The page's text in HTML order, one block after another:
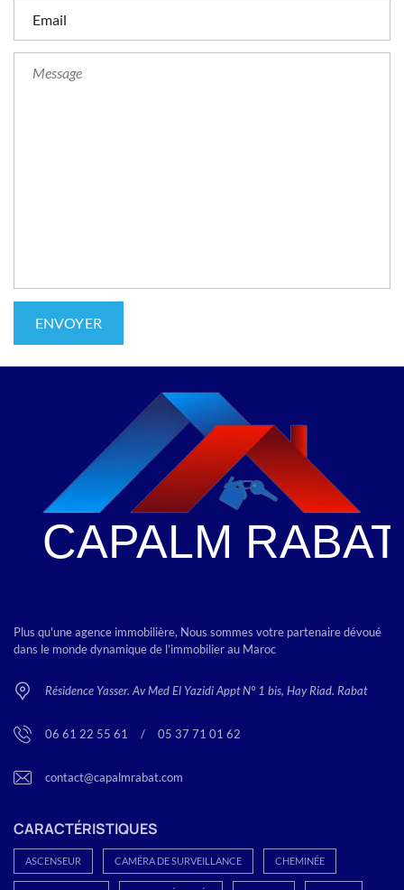
Plus qu'une agence immobilière, Nous sommes votre partenaire dévoué
dans le monde dynamique de l’immobilier au Maroc
Résidence Yasser. Av Med El Yazidi Appt N° 1 bis, Hay Riad. Rabat
06 61 22 55 61 / 05 37 71 01 62
contact@capalmrabat.com
CARACTÉRISTIQUES
ASCENSEUR CAMÉRA DE SURVEILLANCE CHEMINÉE